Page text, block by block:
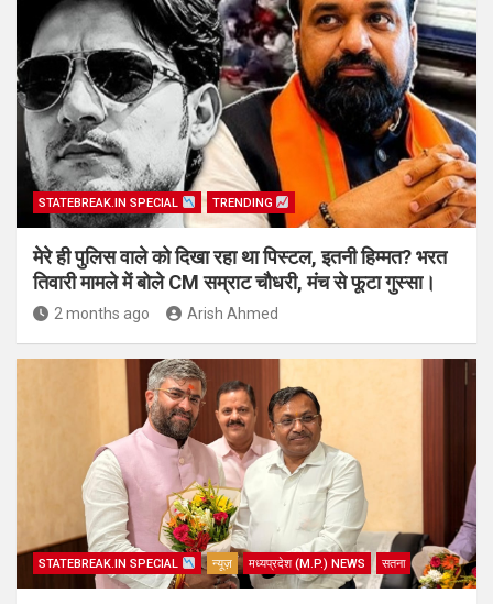
STATEBREAK.IN SPECIAL TRENDING
मेरे ही पुलिस वाले को दिखा रहा था पिस्टल, इतनी हिम्मत? भरत
तिवारी मामले में बोले CM सम्राट चौधरी, मंच से फूटा गुस्सा।
2 months ago Arish Ahmed
STATEBREAK.IN SPECIAL न्यूज़ मध्यप्रदेश (M.P.) NEWS सतना